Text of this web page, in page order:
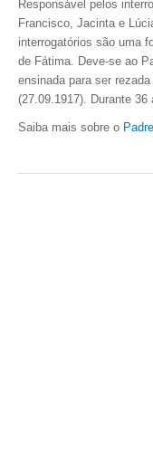
Responsável pelos
Francisco, Jacinta e
interrogatórios são uma
de Fátima. Deve-se ao
ensinada para ser
(27.09.1917). Durante
Saiba mais sobre o